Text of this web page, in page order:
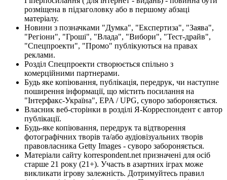
розміщена в підзаголовку або в першому абзаці
матеріалу.
Новини з позначками "Думка", "Експертиза", "Заява",
"Регіони", "Гроші", "Влада", "Вибори", "Тест-драйв",
"Спецпроекти", "Промо" публікуються на правах
реклами.
Розділ Спецпроекти створюється спільно з
комерційними партнерами.
Будь яке копіювання, публікація, передрук, чи наступне
поширення інформації, що містить посилання на
"Інтерфакс-Україна", EPA / UPG, суворо забороняється.
Власник веб-сторінки в розділі Я-Корреспондент є автор
публікації.
Будь-яке копіювання, передрук та відтворення
фотографічних творів та/або аудіовізуальних творів
правовласника Getty Images - суворо забороняється.
Матеріали сайту korrespondent.net призначені для осіб
старше 21 року (21+). Участь в азартних іграх може
викликати ігрову залежність. Дотримуйтесь правил